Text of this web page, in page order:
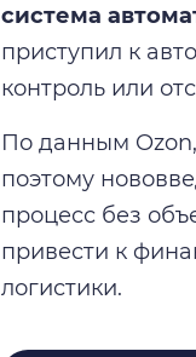
система
приступил к
контроль или
По данным
поэтому
процесс без
привести к
логистики.